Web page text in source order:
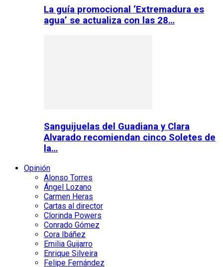
La guía promocional ‘Extremadura es
agua’ se actualiza con las 28…
Sanguijuelas del Guadiana y Clara
Alvarado recomiendan cinco Soletes de
la…
Opinión
Alonso Torres
Ángel Lozano
Carmen Heras
Cartas al director
Clorinda Powers
Conrado Gómez
Cora Ibáñez
Emilia Guijarro
Enrique Silveira
Felipe Fernández